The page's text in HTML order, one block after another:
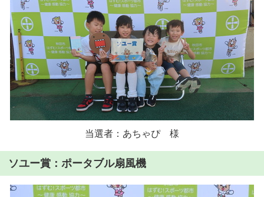
当選者：あちゃぴ 様
ソユー賞：ポータブル扇風機